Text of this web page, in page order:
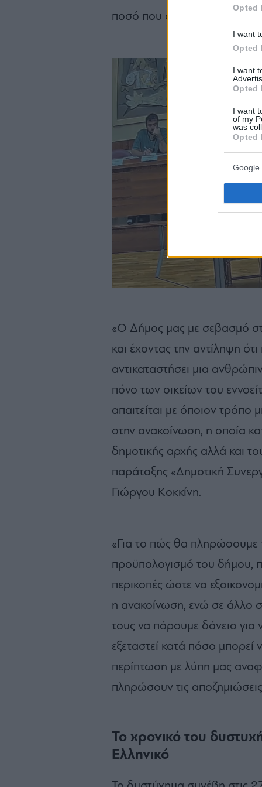
Opted
I want
Opted
I want
Opted
I want
of my
was
Opted
Google
ποσό που απαιτείται «χωρίς
«Ο Δήμος μας με σεβασμό
και έχοντας την αντίληψη
αντικαταστήσει μια
πόνο των οικείων του
απαιτείται με όποιον τρόπο
στην ανακοίνωση, η οποία
δημοτικής αρχής αλλά και
παράταξης «Δημοτική
Γιώργου Κοκκίνη.
«Για το πώς θα πληρώσουμε
προϋπολογισμό του δήμου,
περικοπές ώστε να
η ανακοίνωση, ενώ σε άλλο
τους να πάρουμε δάνειο
εξεταστεί κατά πόσο μπορεί
περίπτωση με λύπη μας
πληρώσουν τις
Το χρονικό του
Ελληνικό